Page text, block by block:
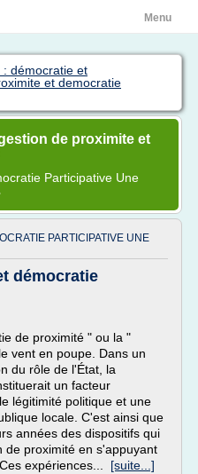
Menu
démocratie et
et democratie
de proximite et
Participative Une
PARTICIPATIVE UNE
démocratie
de proximité " ou la "
vent en poupe. Dans un
du rôle de l'État, la
un facteur
légitimité politique et une
locale. C'est ainsi que
années des dispositifs qui
de proximité en s'appuyant
expériences... [suite...]